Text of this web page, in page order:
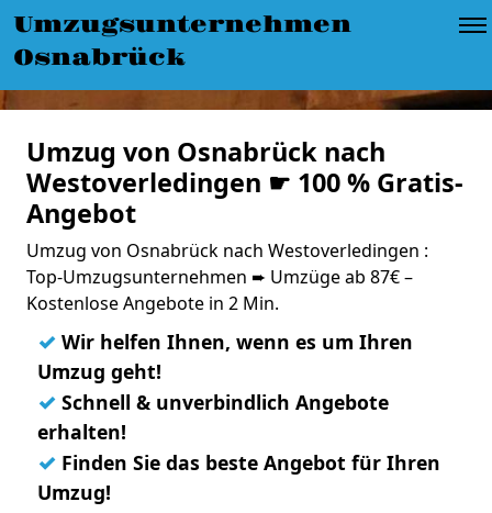
Umzugsunternehmen
Osnabrück
Umzug von Osnabrück nach
Westoverledingen ☛ 100 % Gratis-
Angebot
Umzug von Osnabrück nach Westoverledingen :
Top-Umzugsunternehmen ➨ Umzüge ab 87€ –
Kostenlose Angebote in 2 Min.
✓ Wir helfen Ihnen, wenn es um Ihren
Umzug geht!
✓ Schnell & unverbindlich Angebote
erhalten!
✓ Finden Sie das beste Angebot für Ihren
Umzug!